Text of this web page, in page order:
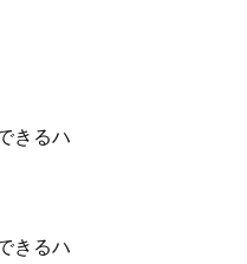
きるハ
きるハ